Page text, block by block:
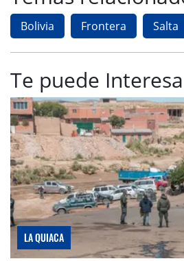
Bolivia Frontera Salta
Te puede
LA QUIACA